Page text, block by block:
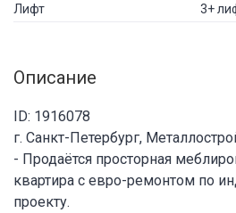
Лифт 3+
Описание
ID: 1916078
г. Санкт-Петербург,
- Продаётся просторная
квартира с евро-ремонтом по
проекту.